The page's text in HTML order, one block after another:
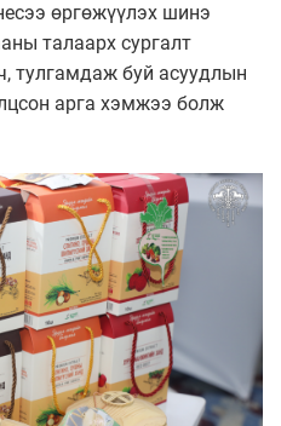
өргөжүүлэх шинэ
талаарх сургалт
тулгамдаж буй асуудлын
арга хэмжээ болж